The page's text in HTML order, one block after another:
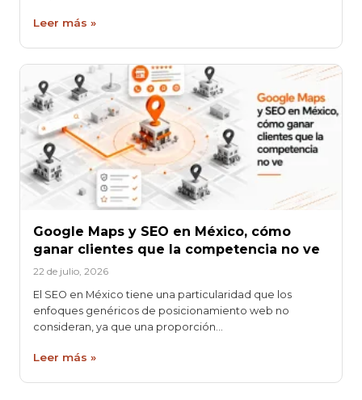
Leer más »
Google Maps y SEO en México, cómo
ganar clientes que la competencia no ve
22 de julio, 2026
El SEO en México tiene una particularidad que los
enfoques genéricos de posicionamiento web no
consideran, ya que una proporción…
Leer más »